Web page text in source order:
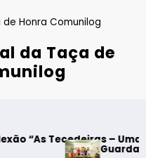
Honra Comunilog
da Taça de
– Uma Questão
Guarda –